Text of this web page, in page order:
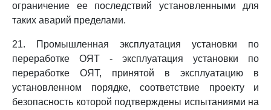
ограничение ее последствий установленными для
таких аварий пределами.
21. Промышленная эксплуатация установки по
переработке ОЯТ - эксплуатация установки по
переработке ОЯТ, принятой в эксплуатацию в
установленном порядке, соответствие проекту и
безопасность которой подтверждены испытаниями на